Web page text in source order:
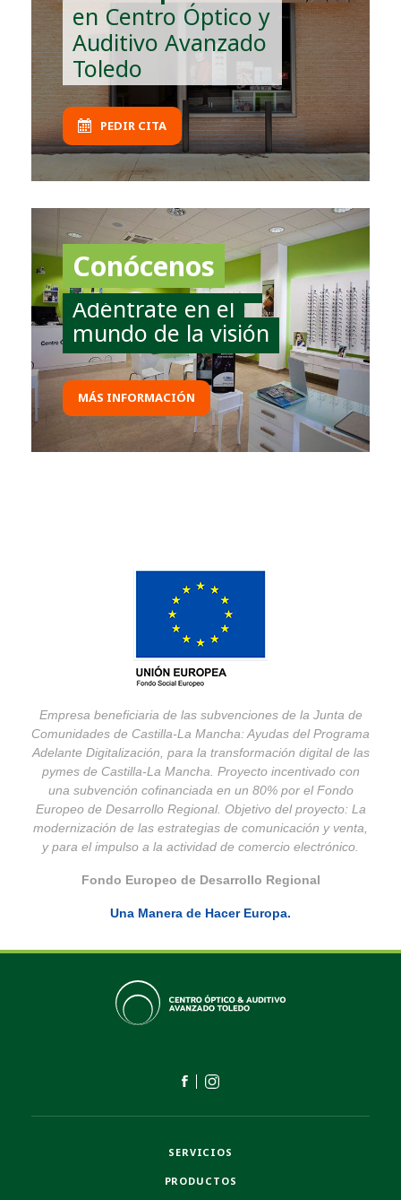
en Centro Óptico y
Auditivo Avanzado
Toledo
PEDIR CITA
Conócenos
Adéntrate en el
mundo de la visión
MÁS INFORMACIÓN
Empresa beneficiaria de las subvenciones de la Junta de
Comunidades de Castilla-La Mancha: Ayudas del Programa
Adelante Digitalización, para la transformación digital de las
pymes de Castilla-La Mancha. Proyecto incentivado con
una subvención cofinanciada en un 80% por el Fondo
Europeo de Desarrollo Regional. Objetivo del proyecto: La
modernización de las estrategias de comunicación y venta,
y para el impulso a la actividad de comercio electrónico.
Fondo Europeo de Desarrollo Regional
Una Manera de Hacer Europa.
SERVICIOS
PRODUCTOS